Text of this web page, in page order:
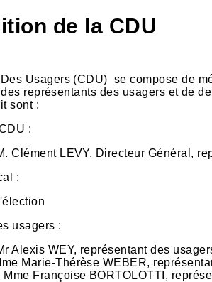
de la CDU
Usagers (CDU) se compose de
représentants des usagers et de
sont :
:
Clément LEVY, Directeur Général,
:
usagers :
Alexis WEY, représentant des
Marie-Thérèse WEBER,
Mme Françoise BORTOLOTTI,